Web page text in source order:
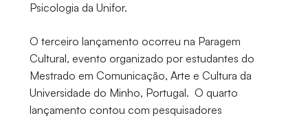
Psicologia da Unifor.
O terceiro lançamento ocorreu na Paragem
Cultural, evento organizado por estudantes do
Mestrado em Comunicação, Arte e Cultura da
Universidade do Minho, Portugal. O quarto
lançamento contou com pesquisadores